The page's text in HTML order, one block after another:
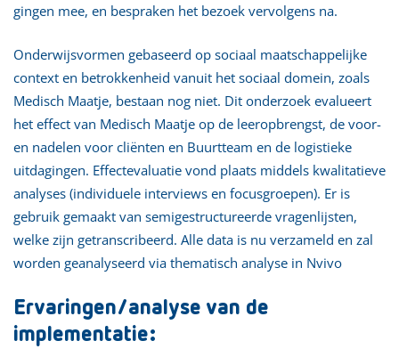
gingen mee, en bespraken het bezoek vervolgens na.
Onderwijsvormen gebaseerd op sociaal maatschappelijke
context en betrokkenheid vanuit het sociaal domein, zoals
Medisch Maatje, bestaan nog niet. Dit onderzoek evalueert
het effect van Medisch Maatje op de leeropbrengst, de voor-
en nadelen voor cliënten en Buurtteam en de logistieke
uitdagingen. Effectevaluatie vond plaats middels kwalitatieve
analyses (individuele interviews en focusgroepen). Er is
gebruik gemaakt van semigestructureerde vragenlijsten,
welke zijn getranscribeerd. Alle data is nu verzameld en zal
worden geanalyseerd via thematisch analyse in Nvivo
Ervaringen/analyse van de
implementatie: